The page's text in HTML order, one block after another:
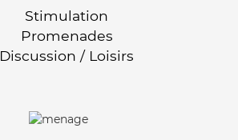
Stimulation
Promenades
Discussion / Loisirs